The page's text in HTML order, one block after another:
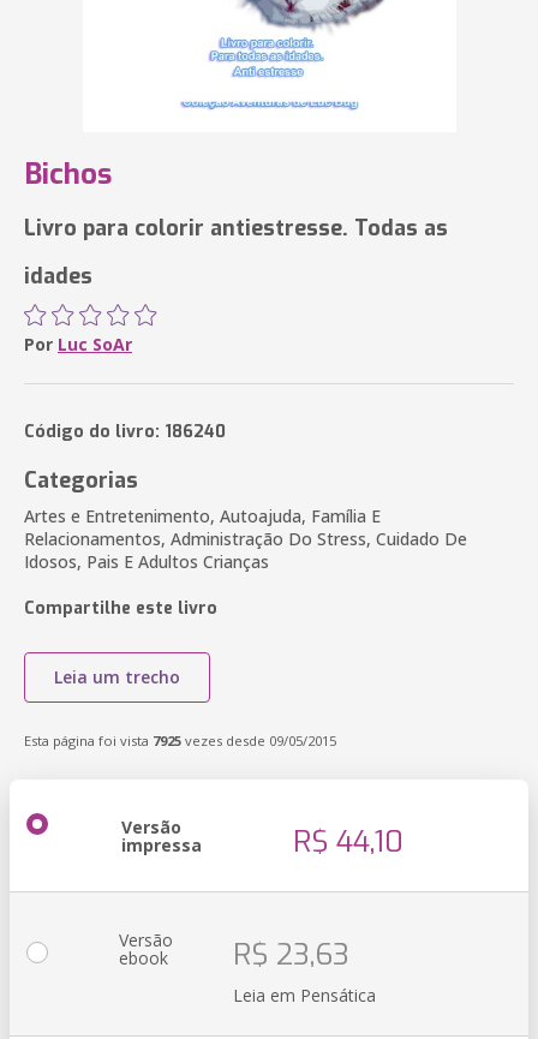
Bichos
Livro para colorir antiestresse. Todas as
idades
Por Luc SoAr
Código do livro: 186240
Categorias
Artes e Entretenimento, Autoajuda, Família E
Relacionamentos, Administração Do Stress, Cuidado De
Idosos, Pais E Adultos Crianças
Compartilhe este livro
Leia um trecho
Esta página foi vista 7925 vezes desde 09/05/2015
Versão
impressa R$ 44,10
Versão
ebook R$ 23,63
Leia em Pensática